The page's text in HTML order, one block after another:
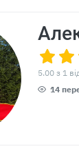
5.00 з 1
14